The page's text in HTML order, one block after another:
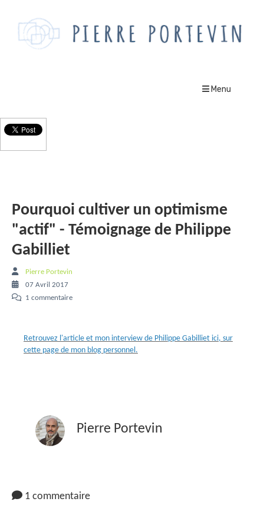
Menu
Pourquoi cultiver un optimisme
"actif" - Témoignage de Philippe
Gabilliet
Pierre Portevin
07 Avril 2017
1 commentaire
Retrouvez l'article et mon interview de Philippe Gabilliet ici, sur
cette page de mon blog personnel.
Pierre Portevin
1 commentaire